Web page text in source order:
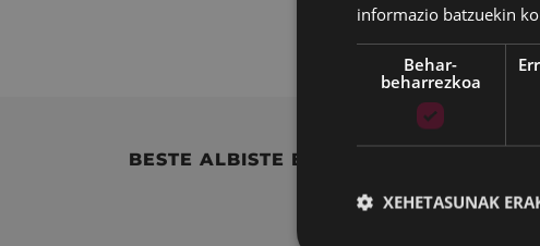
BESTE ALBISTE BATZUK
informazio batzuekin
Behar-
beharrezkoa
XEHETASUNAK